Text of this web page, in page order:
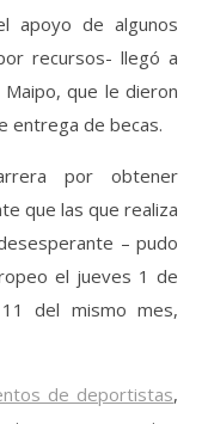
apoyo de algunos
recursos- llegó a
que le dieron
entrega de becas.
por obtener
que las que realiza
– pudo
el jueves 1 de
del mismo mes,
de deportistas,